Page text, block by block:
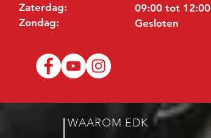
Zaterdag:
Zondag:
09:00 tot 12:00
Gesloten
WAAROM EDK